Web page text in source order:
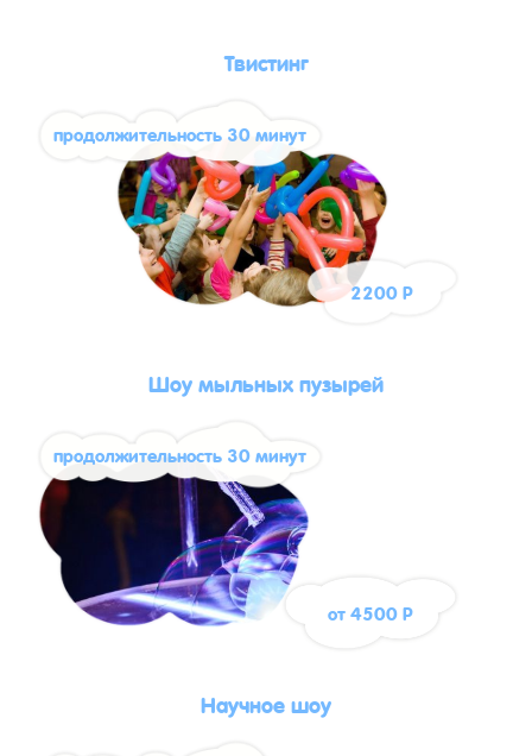
Твистинг
продолжительность 30 минут
2200 Р
Шоу мыльных пузырей
продолжительность 30 минут
от 4500 Р
Научное шоу